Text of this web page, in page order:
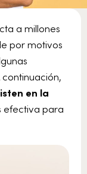
a millones
por motivos
en la
efectiva para